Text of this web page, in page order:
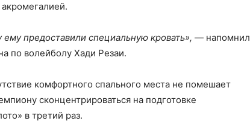
ему предоставили специальную кровать», — напомнил
по волейболу Хади Резаи.
комфортного спального места не помешает
сконцентрироваться на подготовке
в третий раз.